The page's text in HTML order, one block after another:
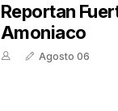
Reportan
Amoniaco
Agosto 06